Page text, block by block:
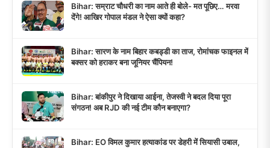
Bihar: सम्राट चौधरी का नाम आते ही बोले- मत पूछिए… मरवा
देंगे! आखिर गोपाल मंडल ने ऐसा क्यों कहा?
Bihar: सारण के नाम बिहार कबड्डी का ताज, रोमांचक फाइनल में
बक्सर को हराकर बना जूनियर चैंपियन!
Bihar: बांकीपुर ने दिखाया आईना, तेजस्वी ने बदल दिया पूरा
संगठन! अब RJD की नई टीम कौन बनाएगा?
Bihar: EO विमल कुमार हत्याकांड पर डेहरी में सियासी उबाल,